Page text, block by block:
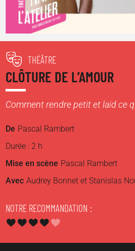
THÉÂTRE
CLÔTURE DE L’AMOUR
Comment rendre petit et laid ce
De Pascal Rambert
Durée : 2 h
Mise en scène Pascal Rambert
Avec Audrey Bonnet et Stanislas
NOTRE RECOMMANDATION